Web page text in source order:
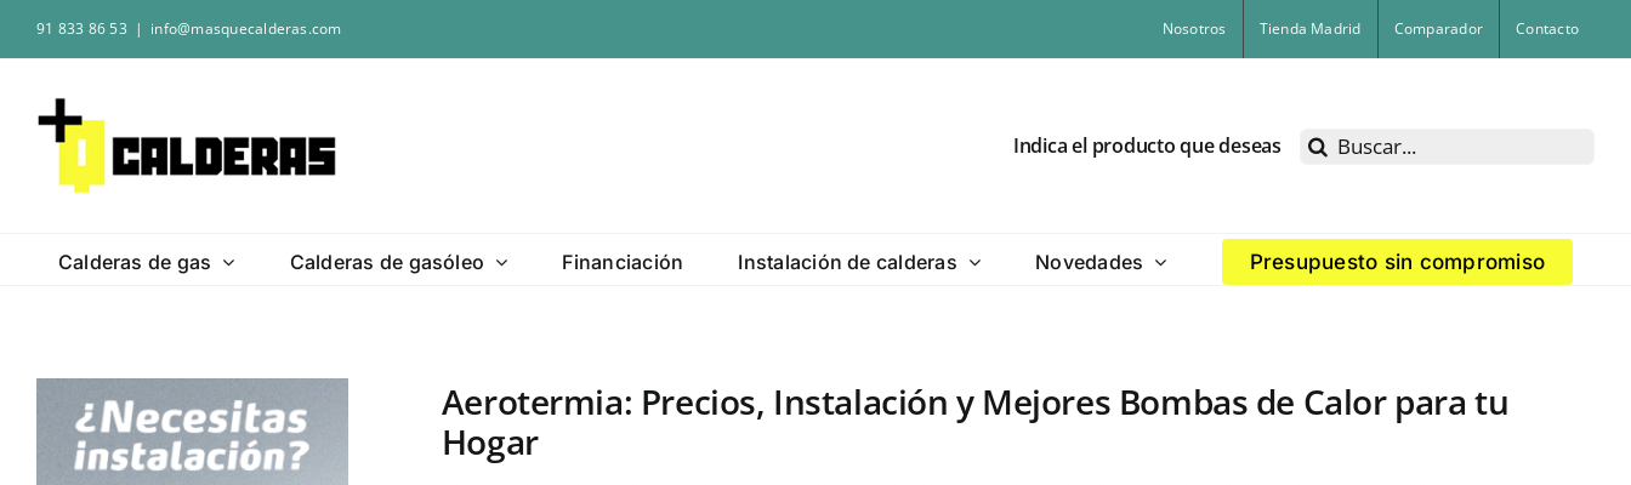
91 833 86 53 | info@masquecalderas.com Nosotros Tienda Madrid Comparador Contacto
Indica el producto que deseas Buscar:
Calderas de gas Calderas de gasóleo Financiación Instalación de calderas Novedades Presupuesto sin compromiso
Aerotermia: Precios, Instalación y Mejores Bombas de Calor para tu
Hogar